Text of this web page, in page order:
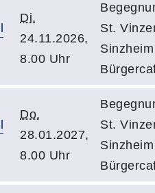
Di.
24.11.2026,
8.00 Uhr
St.
Sinzheim
Do.
28.01.2027,
8.00 Uhr
St.
Sinzheim